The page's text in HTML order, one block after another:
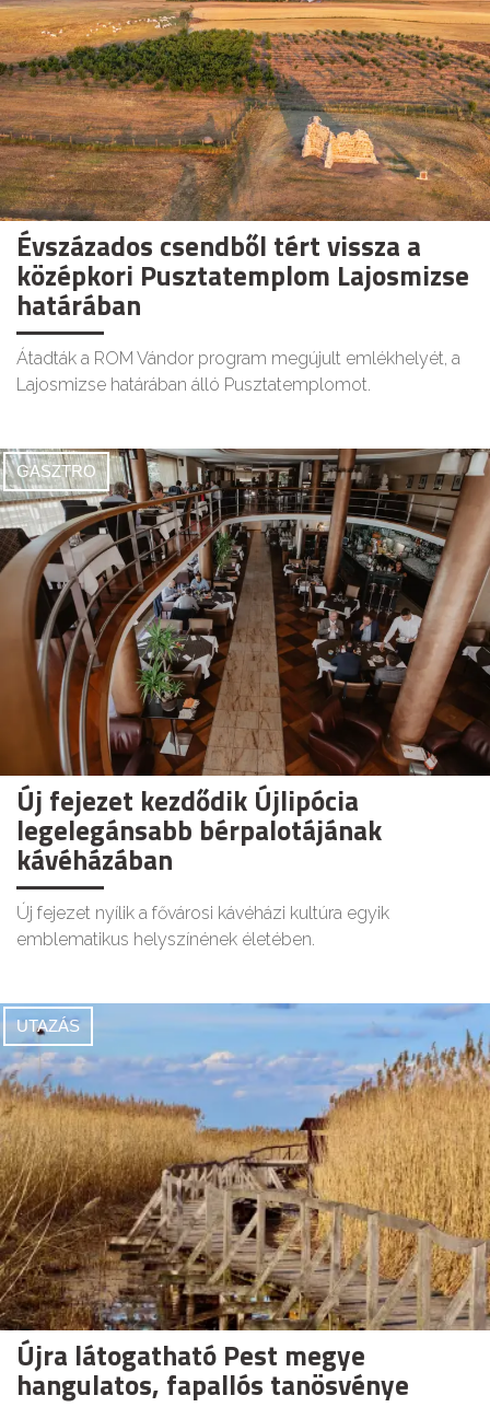
Évszázados csendből tért vissza a
középkori Pusztatemplom Lajosmizse
határában
Átadták a ROM Vándor program megújult emlékhelyét, a
Lajosmizse határában álló Pusztatemplomot.
GASZTRO
Új fejezet kezdődik Újlipócia
legelegánsabb bérpalotájának
kávéházában
Új fejezet nyílik a fővárosi kávéházi kultúra egyik
emblematikus helyszínének életében.
UTAZÁS
Újra látogatható Pest megye
hangulatos, fapallós tanösvénye